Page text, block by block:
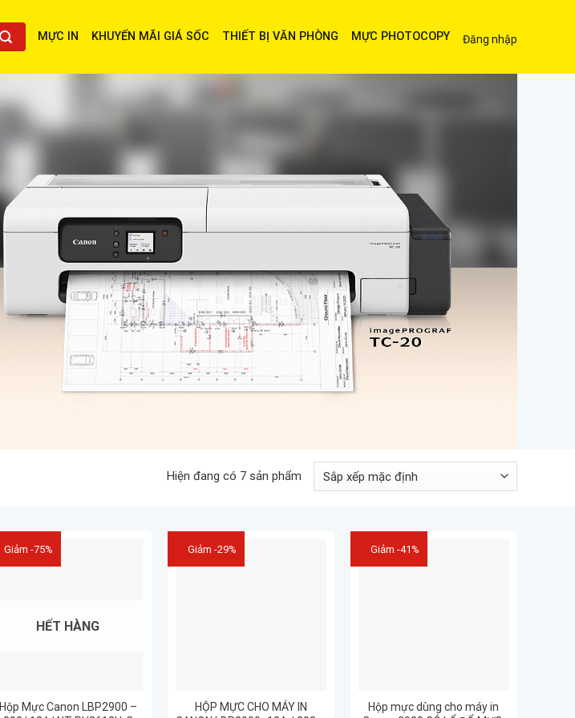
MỰC IN KHUYẾN MÃI GIÁ SỐC THIẾT BỊ VĂN PHÒNG MỰC PHOTOCOPY Đăng nhập
Hiện đang có 7 sản phẩm
Giảm -75%
HẾT HÀNG
Hộp Mực Canon LBP2900 –
Giảm -29%
HỘP MỰC CHO MÁY IN
Giảm -41%
Hộp mực dùng cho máy in